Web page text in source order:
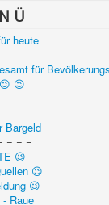
Ü
heute
- - - -
für
😉
Bargeld
= = =
😉
😉
😉
Raue